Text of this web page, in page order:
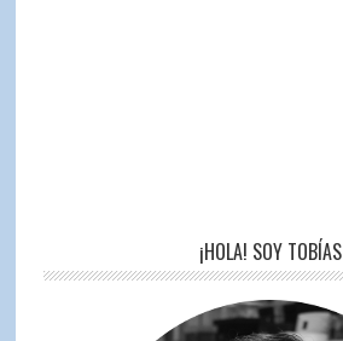
¡HOLA! SOY TOBÍAS